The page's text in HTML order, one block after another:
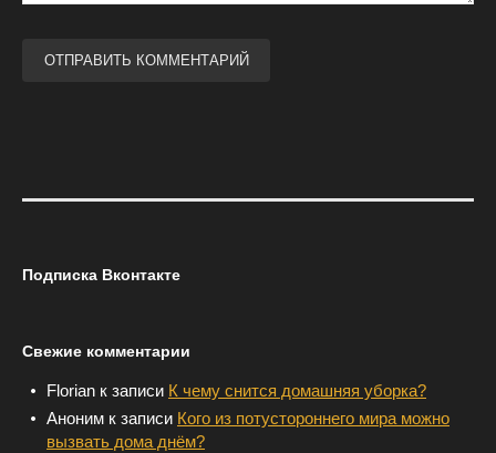
Подписка Вконтакте
Свежие комментарии
Florian к записи К чему снится домашняя уборка?
Аноним к записи Кого из потустороннего мира можно
вызвать дома днём?